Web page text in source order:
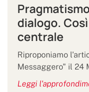
dialogo.
centrale
Riproponiamo
Messaggero" il 24
Leggi